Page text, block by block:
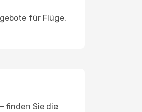
für Flüge,
finden Sie die